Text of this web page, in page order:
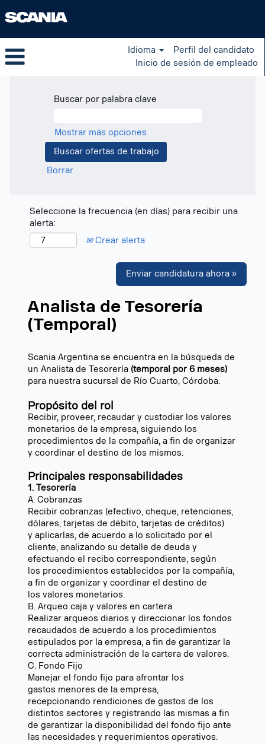
Idioma
Perfil del candidato
Inicio de sesión de empleado
Buscar por palabra clave
Mostrar más opciones
Borrar
Seleccione la frecuencia (en días) para recibir una
alerta:
Crear alerta
Enviar candidatura ahora »
Analista de Tesorería
(Temporal)
Scania Argentina se encuentra en la búsqueda de
un Analista de Tesorería (temporal por 6 meses)
para nuestra sucursal de Río Cuarto, Córdoba.
Propósito del rol
Recibir, proveer, recaudar y custodiar los valores
monetarios de la empresa, siguiendo los
procedimientos de la compañía, a fin de organizar
y coordinar el destino de los mismos.
Principales responsabilidades
1. Tesorería
A. Cobranzas
Recibir cobranzas (efectivo, cheque, retenciones,
dólares, tarjetas de débito, tarjetas de créditos)
y aplicarlas, de acuerdo a lo solicitado por el
cliente, analizando su detalle de deuda y
efectuando el recibo correspondiente, según
los procedimientos establecidos por la compañía,
a fin de organizar y coordinar el destino de
los valores monetarios.
B. Arqueo caja y valores en cartera
Realizar arqueos diarios y direccionar los fondos
recaudados de acuerdo a los procedimientos
estipulados por la empresa, a fin de garantizar la
correcta administración de la cartera de valores.
C. Fondo Fijo
Manejar el fondo fijo para afrontar los
gastos menores de la empresa,
recepcionando rendiciones de gastos de los
distintos sectores y registrando las mismas a fin
de garantizar la disponibilidad del fondo fijo ante
las necesidades y requerimientos operativos.